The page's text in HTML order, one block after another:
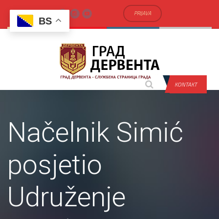
PRIJAVA
KONTAKT
Načelnik Simić
posjetio
Udruženje
BS